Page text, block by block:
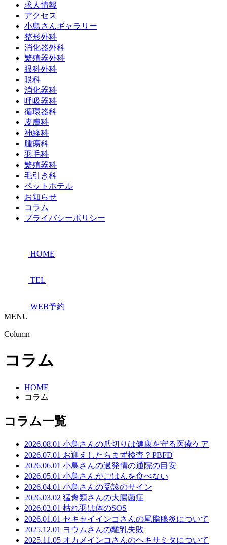
求人情報
アクセス
小鳥さんギャラリー
整形外科
消化器外科
繁殖器外科
眼科外科
眼科
消化器科
呼吸器科
循環器科
皮膚科
神経科
腫瘍科
羽毛科
繁殖器科
毛引き科
ペットホテル
お知らせ
コラム
プライバシーポリシー
HOME
TEL
WEB予約
MENU
Column
コラム
HOME
コラム
コラム一覧
2026.08.01 小鳥さんの爪切りは健康を守る医療ケア
2026.07.01 お迎えしたらまず検査？PBFD
2026.06.01 小鳥さんの過発情の通院の目安
2026.05.01 小鳥さんがごはんを食べない
2026.04.01 小鳥さんの受診のサイン
2026.03.02 猛禽類さんの大腸菌症
2026.02.01 枯れ羽は体のSOS
2026.01.01 セキセイインコさんの尾脂腺炎について
2025.12.01 ヨウムさんの離乳失敗
2025.11.05 オカメインコさんのヘキサミタについて